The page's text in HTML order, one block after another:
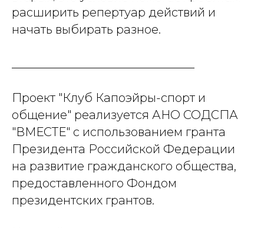
расширить репертуар действий и
начать выбирать разное.
Проект "Клуб Капоэйры-спорт и
общение" реализуется АНО СОДСПА
"ВМЕСТЕ" с использованием гранта
Президента Российской Федерации
на развитие гражданского общества,
предоставленного Фондом
президентских грантов.